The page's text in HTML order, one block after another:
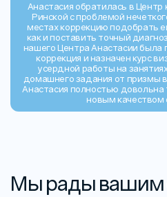
Анастасия обратилась в Центр
Ринской с проблемой
местах коррекцию подобрать
как и поставить точный
нашего Центра Анастасии была
коррекция и назначен курс
усердной работы на
домашнего задания от призмы
Анастасия полностью довольна
новым качеством
Мы рады вашим